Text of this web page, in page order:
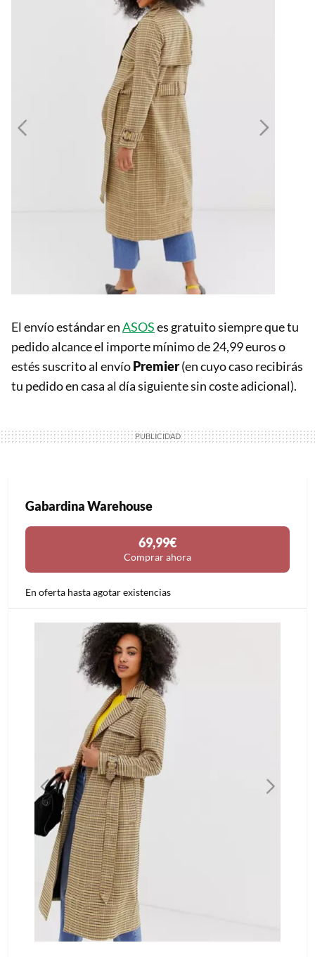
El envío estándar enASOSes gratuito siempre que tu
pedido alcance el importe mínimo de 24,99 euros o
estés suscrito al envíoPremier(en cuyo caso recibirás
tu pedido en casa al día siguiente sin coste adicional).
Gabardina Warehouse
69,99€
Comprar ahora
En oferta hasta agotar existencias